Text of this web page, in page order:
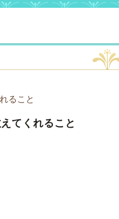
ること
てくれること